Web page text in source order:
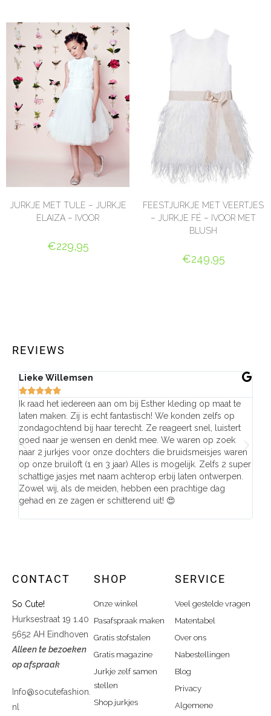
JURKJE MET TULE – JURKJE
ELAIZA – IVOOR
€229,95
FEESTJURKJE MET VEERTJES
– JURKJE FÉ – IVOOR MET
BLUSH
€249,95
REVIEWS
Lieke Willemsen

Ik raad het iedereen aan om bij Esther kleding op maat te
laten maken. Zij is echt fantastisch! We konden zelfs op
zondagochtend bij haar terecht. Ze reageert snel, luistert
goed naar je wensen en denkt mee. We waren op zoek
naar 2 jurkjes voor onze dochters die bruidsmeisjes waren
op onze bruiloft (1 en 3 jaar) Alles is mogelijk. Zelfs 2 super
schattige jasjes met naam achterop erbij laten ontwerpen.
Zowel wij, als de meiden, hebben een prachtige dag
gehad en ze zagen er schitterend uit! 😍
CONTACT
So Cute!
Hurksestraat 19 1.40
5652 AH Eindhoven
Alleen te bezoeken
op afspraak
Info@socutefashion.
nl
SHOP
Onze winkel
Pasafspraak maken
Gratis stofstalen
Gratis magazine
Jurkje zelf samen
stellen
Shop jurkjes
SERVICE
Veel gestelde vragen
Matentabel
Over ons
Nabestellingen
Blog
Privacy
Algemene